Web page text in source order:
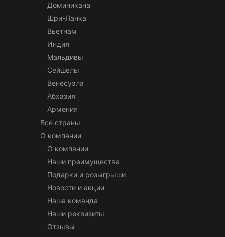
Доминикана
Шри-Ланка
Вьетнам
Индия
Мальдивы
Сейшелы
Венесуэла
Абхазия
Армения
Все страны
О компании
О компании
Наши преимущества
Подарки и розыгрыши
Новости и акции
Наша команда
Наши реквизиты
Отзывы